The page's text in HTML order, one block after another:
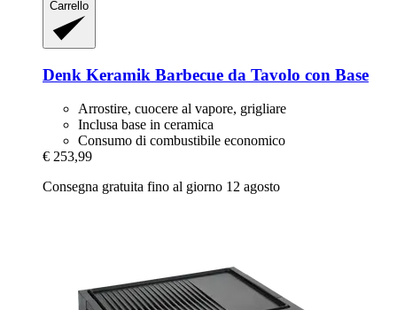
Carrello
Denk Keramik Barbecue da Tavolo con Base
Arrostire, cuocere al vapore, grigliare
Inclusa base in ceramica
Consumo di combustibile economico
€ 253,99
Consegna gratuita fino al giorno 12 agosto